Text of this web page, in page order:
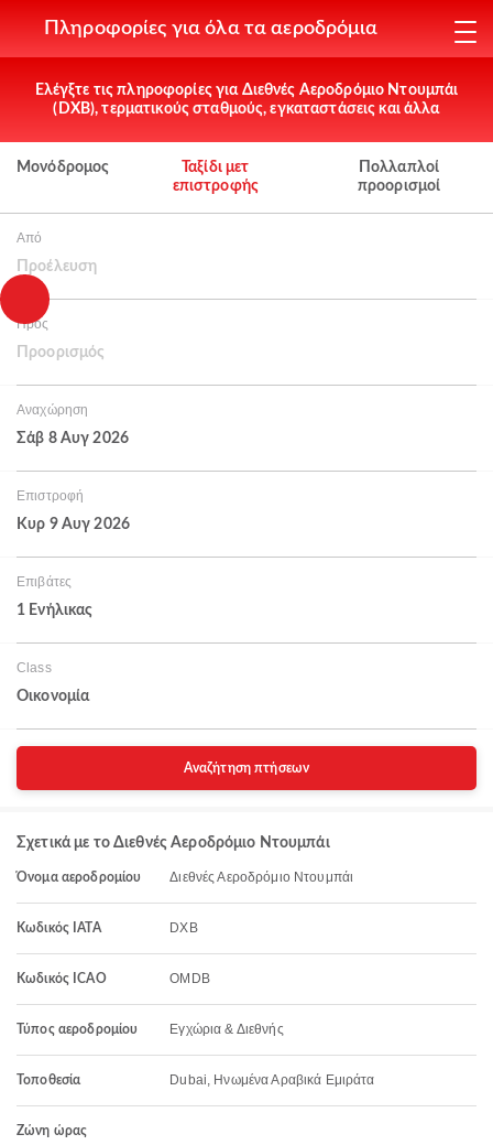
Πληροφορίες για όλα τα αεροδρόμια
Ελέγξτε τις πληροφορίες για Διεθνές Αεροδρόμιο Ντουμπάι
(DXB), τερματικούς σταθμούς, εγκαταστάσεις και άλλα
Μονόδρομος
Ταξίδι μετ
επιστροφής
Πολλαπλοί
προορισμοί
Από
Προέλευση
Προς
Προορισμός
Αναχώρηση
Σάβ 8 Αυγ 2026
Επιστροφή
Κυρ 9 Αυγ 2026
Επιβάτες
1 Ενήλικας
Class
Οικονομία
Αναζήτηση πτήσεων
Σχετικά με το Διεθνές Αεροδρόμιο Ντουμπάι
Όνομα αεροδρομίου Διεθνές Αεροδρόμιο Ντουμπάι
Κωδικός IATA DXB
Κωδικός ICAO OMDB
Τύπος αεροδρομίου Εγχώρια & Διεθνής
Τοποθεσία Dubai, Ηνωμένα Αραβικά Εμιράτα
Ζώνη ώρας